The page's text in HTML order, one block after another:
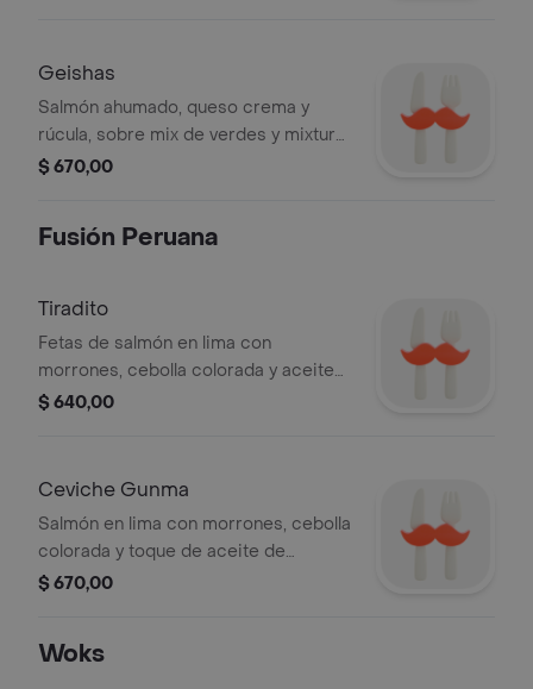
Geishas
Salmón ahumado, queso crema y
rúcula, sobre mix de verdes y mixtura
especial de la casa, 6 pz.
$ 670,00
Fusión Peruana
Tiradito
Fetas de salmón en lima con
morrones, cebolla colorada y aceite
de sésamo.
$ 640,00
Ceviche Gunma
Salmón en lima con morrones, cebolla
colorada y toque de aceite de
sésamo tostado.
$ 670,00
Woks